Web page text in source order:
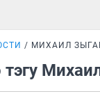
МИХАИЛ